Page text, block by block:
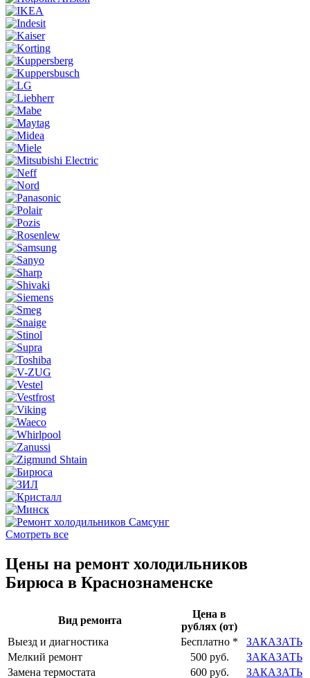
Смотреть все
Цены на ремонт холодильников
Бирюса в Краснознаменске
Вид ремонта
Цена в
рублях (от)
Выезд и диагностика
Бесплатно *
ЗАКАЗАТЬ
Мелкий ремонт
500 руб.
ЗАКАЗАТЬ
Замена термостата
600 руб. ЗАКАЗАТЬ